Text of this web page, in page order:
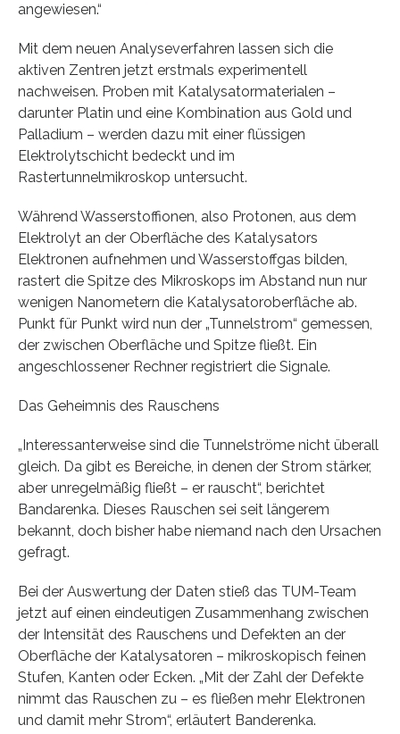
angewiesen.“
Mit dem neuen Analyseverfahren lassen sich die
aktiven Zentren jetzt erstmals experimentell
nachweisen. Proben mit Katalysatormaterialen –
darunter Platin und eine Kombination aus Gold und
Palladium – werden dazu mit einer flüssigen
Elektrolytschicht bedeckt und im
Rastertunnelmikroskop untersucht.
Während Wasserstoffionen, also Protonen, aus dem
Elektrolyt an der Oberfläche des Katalysators
Elektronen aufnehmen und Wasserstoffgas bilden,
rastert die Spitze des Mikroskops im Abstand nun nur
wenigen Nanometern die Katalysatoroberfläche ab.
Punkt für Punkt wird nun der „Tunnelstrom“ gemessen,
der zwischen Oberfläche und Spitze fließt. Ein
angeschlossener Rechner registriert die Signale.
Das Geheimnis des Rauschens
„Interessanterweise sind die Tunnelströme nicht überall
gleich. Da gibt es Bereiche, in denen der Strom stärker,
aber unregelmäßig fließt – er rauscht“, berichtet
Bandarenka. Dieses Rauschen sei seit längerem
bekannt, doch bisher habe niemand nach den Ursachen
gefragt.
Bei der Auswertung der Daten stieß das TUM-Team
jetzt auf einen eindeutigen Zusammenhang zwischen
der Intensität des Rauschens und Defekten an der
Oberfläche der Katalysatoren – mikroskopisch feinen
Stufen, Kanten oder Ecken. „Mit der Zahl der Defekte
nimmt das Rauschen zu – es fließen mehr Elektronen
und damit mehr Strom“, erläutert Banderenka.